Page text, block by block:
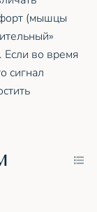
(мышцы
Если во время
сигнал